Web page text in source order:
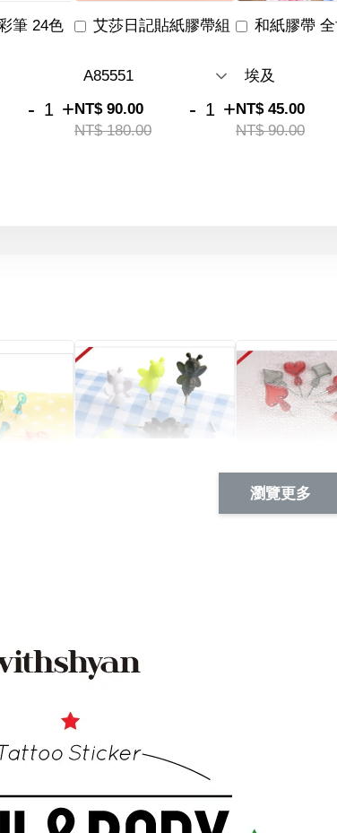
筆 24色
- +
艾莎日記貼紙膠帶組
NT$ 90.00
NT$ 180.00
- +
和紙膠帶
NT$ 45.00
NT$ 90.00
Artsign 撲克
瀏覽更多